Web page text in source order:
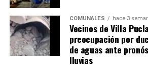
COMUNALES hace 3
Vecinos de Villa
preocupación por
de aguas ante
lluvias